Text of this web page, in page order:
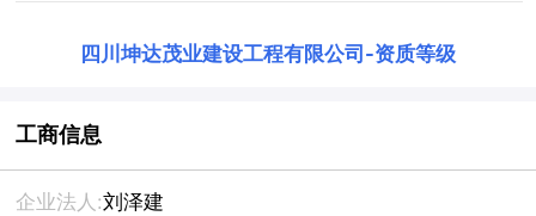
四川坤达茂业建设工程有限公司 -资质等级
工商信息
企业法人:刘泽建